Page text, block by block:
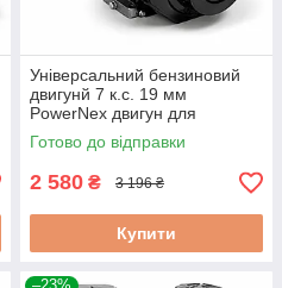
Універсальний бензиновий
двигунй 7 к.с. 19 мм
PowerNex двигун для
мотопомп і віброплит
Готово до відправки
2 580 ₴ 3 196 ₴
Купити